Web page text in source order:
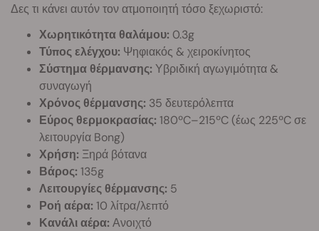
Δες τι κάνει αυτόν τον ατμοποιητή τόσο ξεχωριστό:
Χωρητικότητα θαλάμου: 0.3g
Τύπος ελέγχου: Ψηφιακός & χειροκίνητος
Σύστημα θέρμανσης: Υβριδική αγωγιμότητα &
συναγωγή
Χρόνος θέρμανσης: 35 δευτερόλεπτα
Εύρος θερμοκρασίας: 180ºC–215ºC (έως 225ºC σε
λειτουργία Bong)
Χρήση: Ξηρά βότανα
Βάρος: 135g
Λειτουργίες θέρμανσης: 5
Ροή αέρα: 10 λίτρα/λεπτό
Κανάλι αέρα: Ανοιχτό